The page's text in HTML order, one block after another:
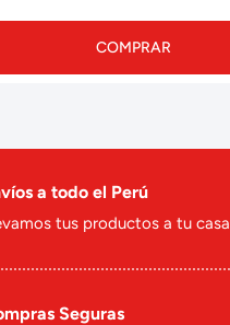
COMPRAR
a todo el Perú
tus productos a tu casa
Seguras